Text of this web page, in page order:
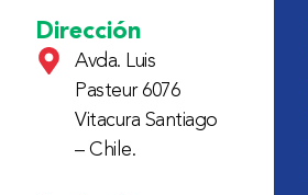
Dirección
Avda. Luis
Pasteur 6076
Vitacura Santiago
– Chile.